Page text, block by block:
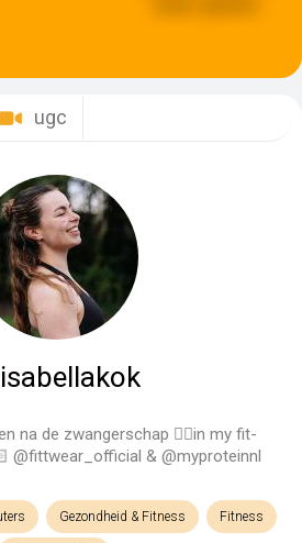
ugc
isabellakok
na de zwangerschap ❤️‍🔥in my fit-
@fittwear_official & @myproteinnl
Gezondheid & Fitness Fitness